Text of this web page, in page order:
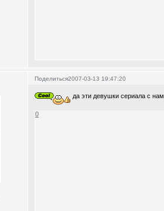
Поделиться2007-03-13 19:47:20
да эти девушки сериала с
0